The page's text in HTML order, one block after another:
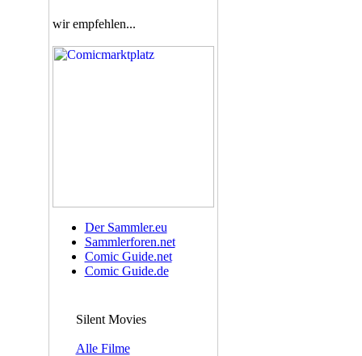
wir empfehlen...
Der Sammler.eu
Sammlerforen.net
Comic Guide.net
Comic Guide.de
Silent Movies
Alle Filme